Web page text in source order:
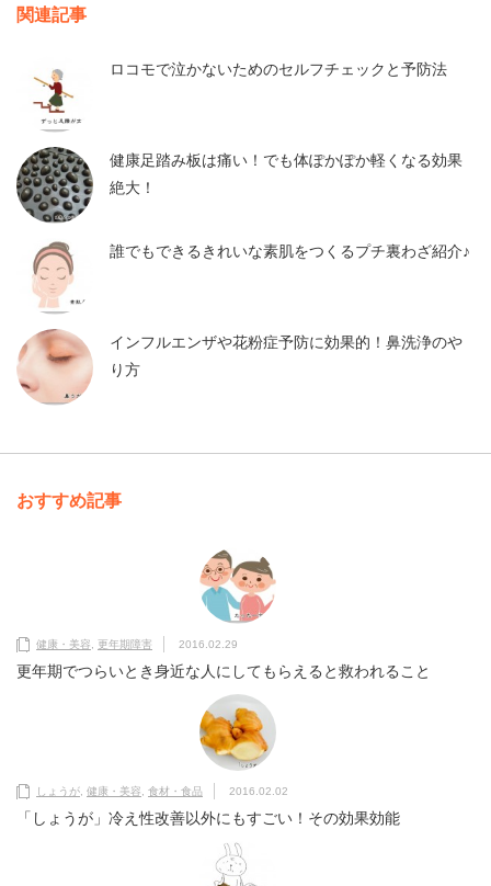
関連記事
ロコモで泣かないためのセルフチェックと予防法
健康足踏み板は痛い！でも体ぽかぽか軽くなる効果
絶大！
誰でもできるきれいな素肌をつくるプチ裏わざ紹介♪
インフルエンザや花粉症予防に効果的！鼻洗浄のや
り方
おすすめ記事
健康・美容, 更年期障害 2016.02.29
更年期でつらいとき身近な人にしてもらえると救われること
しょうが, 健康・美容, 食材・食品 2016.02.02
「しょうが」冷え性改善以外にもすごい！その効果効能